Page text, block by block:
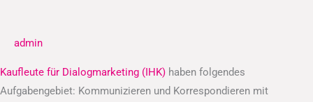
admin
Kaufleute für Dialogmarketing (IHK) haben folgendes
Aufgabengebiet: Kommunizieren und Korrespondieren mit
(IHK)